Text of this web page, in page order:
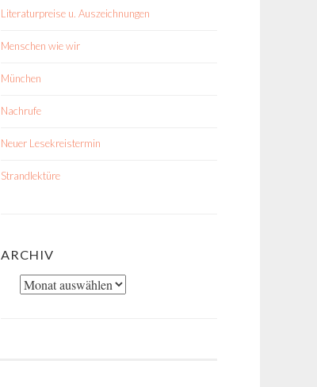
Literaturpreise u. Auszeichnungen
Menschen wie wir
München
Nachrufe
Neuer Lesekreistermin
Strandlektüre
ARCHIV
Archiv